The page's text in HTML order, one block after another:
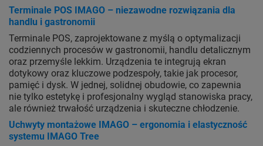
Terminale POS IMAGO – niezawodne rozwiązania dla
handlu i gastronomii
Terminale POS, zaprojektowane z myślą o optymalizacji
codziennych procesów w gastronomii, handlu detalicznym
oraz przemyśle lekkim. Urządzenia te integrują ekran
dotykowy oraz kluczowe podzespoły, takie jak procesor,
pamięć i dysk. W jednej, solidnej obudowie, co zapewnia
nie tylko estetykę i profesjonalny wygląd stanowiska pracy,
ale również trwałość urządzenia i skuteczne chłodzenie.
Uchwyty montażowe IMAGO – ergonomia i elastyczność
systemu IMAGO Tree